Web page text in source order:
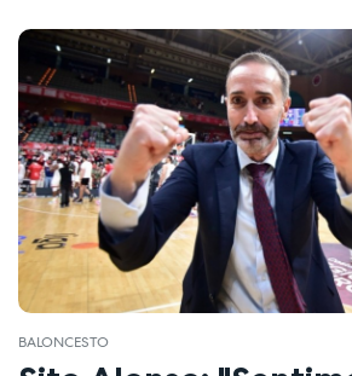
BALONCESTO